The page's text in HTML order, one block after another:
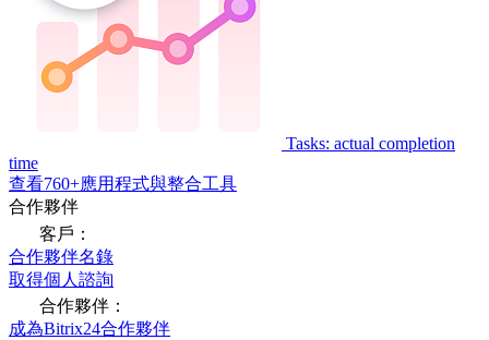
Tasks: actual completion
time
查看760+應用程式與整合工具
合作夥伴
客戶：
合作夥伴名錄
取得個人諮詢
合作夥伴：
成為Bitrix24合作夥伴